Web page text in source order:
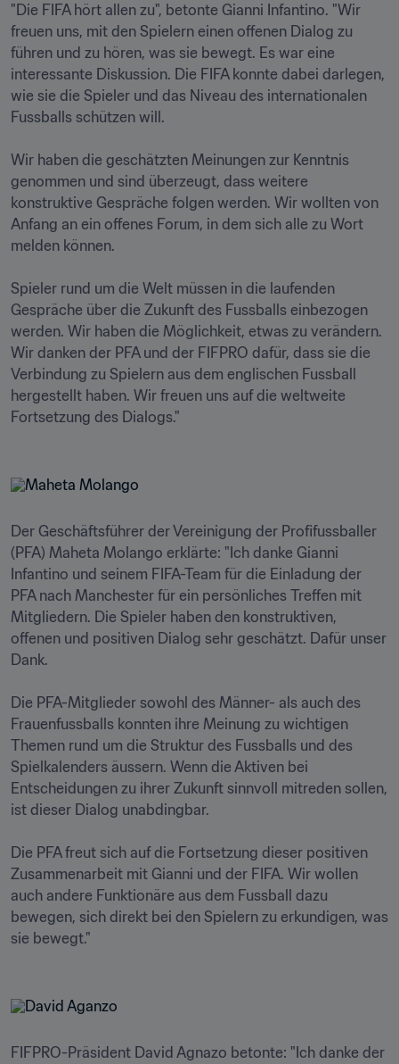
"Die FIFA hört allen zu", betonte Gianni Infantino. "Wir
freuen uns, mit den Spielern einen offenen Dialog zu
führen und zu hören, was sie bewegt. Es war eine
interessante Diskussion. Die FIFA konnte dabei darlegen,
wie sie die Spieler und das Niveau des internationalen
Fussballs schützen will.
Wir haben die geschätzten Meinungen zur Kenntnis
genommen und sind überzeugt, dass weitere
konstruktive Gespräche folgen werden. Wir wollten von
Anfang an ein offenes Forum, in dem sich alle zu Wort
melden können.
Spieler rund um die Welt müssen in die laufenden
Gespräche über die Zukunft des Fussballs einbezogen
werden. Wir haben die Möglichkeit, etwas zu verändern.
Wir danken der PFA und der FIFPRO dafür, dass sie die
Verbindung zu Spielern aus dem englischen Fussball
hergestellt haben. Wir freuen uns auf die weltweite
Fortsetzung des Dialogs."
Der Geschäftsführer der Vereinigung der Profifussballer
(PFA) Maheta Molango erklärte: "Ich danke Gianni
Infantino und seinem FIFA-Team für die Einladung der
PFA nach Manchester für ein persönliches Treffen mit
Mitgliedern. Die Spieler haben den konstruktiven,
offenen und positiven Dialog sehr geschätzt. Dafür unser
Dank.
Die PFA-Mitglieder sowohl des Männer- als auch des
Frauenfussballs konnten ihre Meinung zu wichtigen
Themen rund um die Struktur des Fussballs und des
Spielkalenders äussern. Wenn die Aktiven bei
Entscheidungen zu ihrer Zukunft sinnvoll mitreden sollen,
ist dieser Dialog unabdingbar.
Die PFA freut sich auf die Fortsetzung dieser positiven
Zusammenarbeit mit Gianni und der FIFA. Wir wollen
auch andere Funktionäre aus dem Fussball dazu
bewegen, sich direkt bei den Spielern zu erkundigen, was
sie bewegt."
FIFPRO-Präsident David Agnazo betonte: "Ich danke der